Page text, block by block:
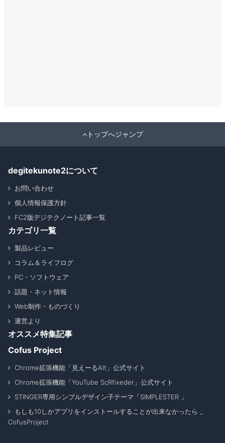
トップへジャンプ
degitekunote2について
お問い合わせ
個人情報保護方針
FC2版デジテクノート記事一覧
カテゴリ一覧
製品レビュー
コラム＆ライフログ
PC・ソフトウェア
話題・ネット情報
Web制作・ものづくり
運営より
オススメ特集記事
Cofus Project
Chrome拡張機能「見えーるAlt」公式サイト
Chrome拡張機能「YouTube ScRfixeder」公式サイト
STINGER専用シンプルデザイン子テーマ「SIMPLESTER 」
もしも10しかアプリをインストールすることが出来なかったら _
CofusProject